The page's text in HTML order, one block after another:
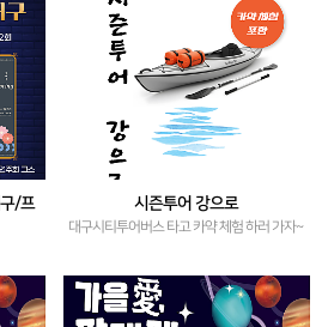
/프
시즌투어 강으로
대구시티투어버스 타고 카약 체험 하러 가자~